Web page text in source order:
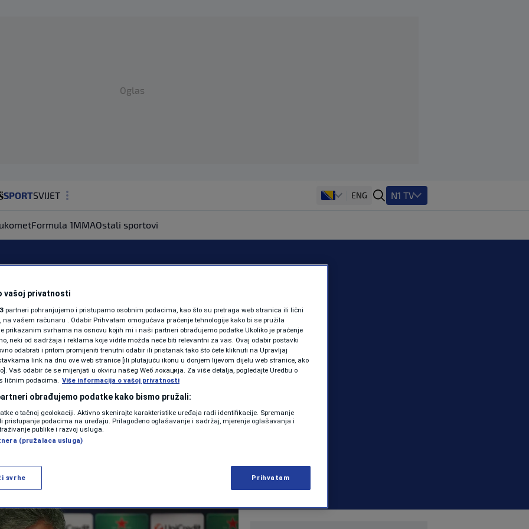
Oglas
SPORTSVIJET
ZDRAVLJE
SHOWBIZ
KOLUMNE
PODCAST
N1 SPECIJAL
FENOMENI
NEISTRAŽENO
VIRALNO
VIDEO
ENG N1 TV
Formula 1MMAOstali sportovi
ni preuzeo
potpuni
viđeno
NOGOMET | 0 komentara
Više
vašoj privatnosti
partneri pohranjujemo i pristupamo osobnim podacima, kao što su pretraga web stranica ili lični
na vašem računaru . Odabir Prihvatam omogućava praćenje tehnologije kako bi se pružila
prikazanim svrhama na osnovu kojih mi i naši partneri obrađujemo podatke Ukoliko je praćenje
neki od sadržaja i reklama koje vidite možda neće biti relevantni za vas. Ovaj odabir postavki
odabrati i pritom promijeniti trenutni odabir ili pristanak tako što ćete kliknuti na Upravljaj
link na dnu ove web stranice [ili plutajuću ikonu u donjem lijevom dijelu web stranice, ako
Vaš odabir će se mijenjati u okviru našeg Wеб локација. Za više detalja, pogledajte Uredbu o
ličnim podacima. Više informacija o vašoj privatnosti
obrađujemo podatke kako bismo pružali:
o tačnoj geolokaciji. Aktivno skenirajte karakteristike uređaja radi identifikacije. Spremanje
pristupanje podacima na uređaju. Prilagođeno oglašavanje i sadržaj, mjerenje oglašavanja i
publike i razvoj usluga.
(pružalaca usluga)
svrhe Prihvatam